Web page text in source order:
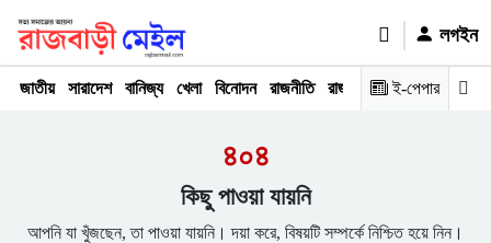
লগইন
জাতীয় সারাদেশ বানিজ্য খেলা বিনোদন রাজনীতি রাজধানী অপরাধ মতামত
ই-পেপার
৪০৪
কিছু পাওয়া যায়নি
আপনি যা খুঁজছেন, তা পাওয়া যায়নি। দয়া করে, বিষয়টি সম্পর্কে নিশ্চিত হয়ে নিন।